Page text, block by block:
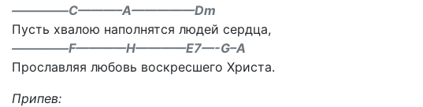
————–C———–A—————Dm
Пусть хвалою наполнятся людей сердца,
————–F————H————E7—-G–A
Прославляя любовь воскресшего Христа.
Припев: